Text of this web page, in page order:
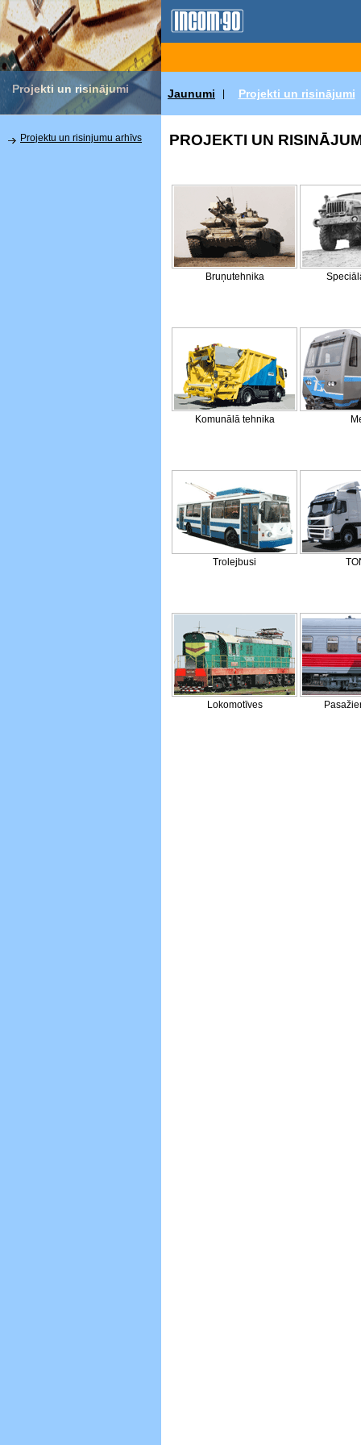
Projekti un risinājumi Jaunumi Projekti un risinājumi
Projektu un risinjumu arhīvs PROJEKTI UN
Bruņutehnika
Komunālā tehnika
Trolejbusi
Lokomotīves